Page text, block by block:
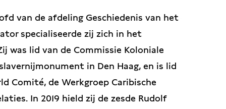
van de afdeling Geschiedenis van het
specialiseerde zij zich in het
was lid van de Commissie Koloniale
in Den Haag, en is lid
Comité, de Werkgroep Caribische
In 2019 hield zij de zesde Rudolf